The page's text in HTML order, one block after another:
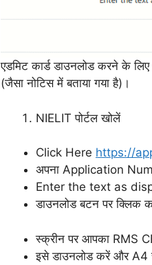
एडमिट कार्ड डाउनलोड करने के
(जैसा नोटिस में बताया गया है)।
NIELIT पोर्टल खोलें
Click Here https://
अपना Application
Enter the text as
डाउनलोड बटन पर क्लिक
स्क्रीन पर आपका RMS
इसे डाउनलोड करें और A4